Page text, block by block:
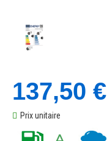
137,50 €
Prix unitaire